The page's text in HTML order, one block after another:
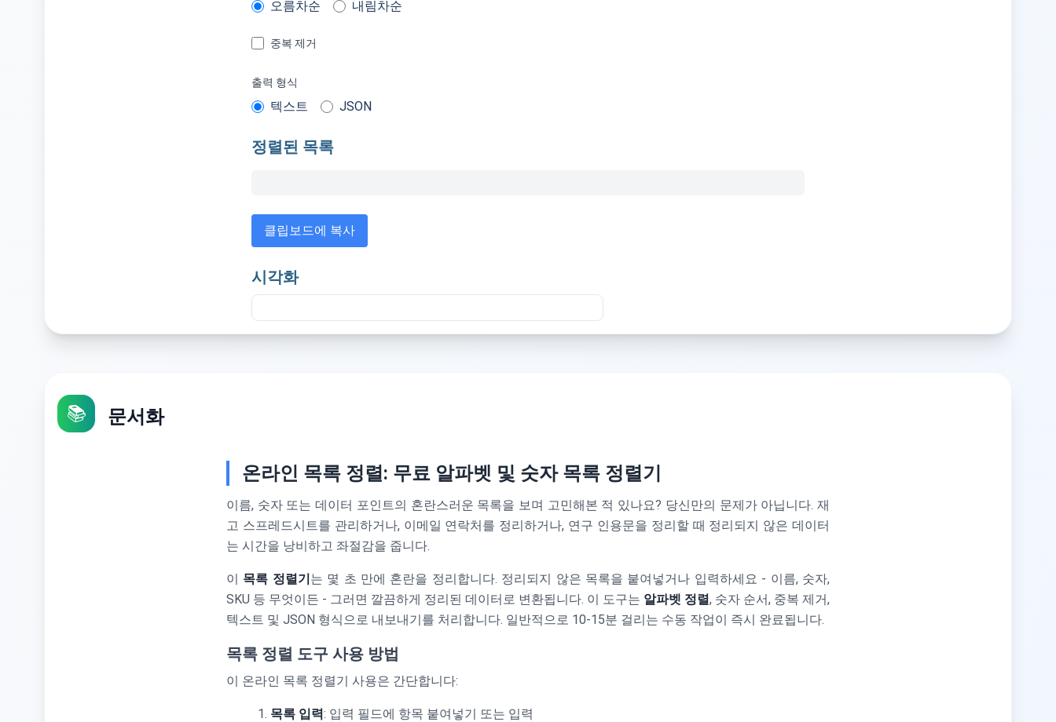
오름차순 내림차순
중복 제거
출력 형식
텍스트 JSON
정렬된 목록
클립보드에 복사
시각화
📚 문서화
온라인 목록 정렬: 무료 알파벳 및 숫자 목록 정렬기
이름, 숫자 또는 데이터 포인트의 혼란스러운 목록을 보며 고민해본 적 있나요? 당신만의 문제가 아닙니다. 재
고 스프레드시트를 관리하거나, 이메일 연락처를 정리하거나, 연구 인용문을 정리할 때 정리되지 않은 데이터
는 시간을 낭비하고 좌절감을 줍니다.
이 목록 정렬기는 몇 초 만에 혼란을 정리합니다. 정리되지 않은 목록을 붙여넣거나 입력하세요 - 이름, 숫자,
SKU 등 무엇이든 - 그러면 깔끔하게 정리된 데이터로 변환됩니다. 이 도구는 알파벳 정렬, 숫자 순서, 중복 제거,
텍스트 및 JSON 형식으로 내보내기를 처리합니다. 일반적으로 10-15분 걸리는 수동 작업이 즉시 완료됩니다.
목록 정렬 도구 사용 방법
이 온라인 목록 정렬기 사용은 간단합니다:
목록 입력: 입력 필드에 항목 붙여넣기 또는 입력